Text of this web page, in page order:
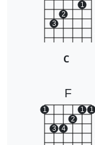
3
2
1
C
F
1
3 4
2
1 1